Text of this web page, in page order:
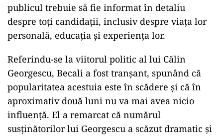
publicul trebuie să fie informat în detaliu
despre toți candidații, inclusiv despre viața lor
personală, educația și experiența lor.
Referindu-se la viitorul politic al lui Călin
Georgescu, Becali a fost tranșant, spunând că
popularitatea acestuia este în scădere și că în
aproximativ două luni nu va mai avea nicio
influență. El a remarcat că numărul
susținătorilor lui Georgescu a scăzut dramatic și